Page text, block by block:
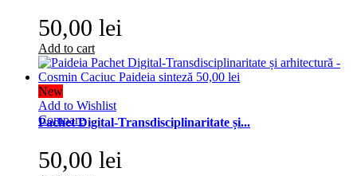
50,00 lei
Add to cart
New
Add to Wishlist
Compare
Pachet Digital-Transdisciplinaritate și...
50,00 lei